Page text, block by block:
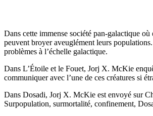
Dans cette immense société pan-galactique
peuvent broyer aveuglément leurs
problèmes à l’échelle galactique.
Dans L’Étoile et le Fouet, Jorj X. McKie
communiquer avec l’une de ces créatures si
Dans Dosadi, Jorj X. McKie est envoyé sur
Surpopulation, surmortalité, confinement,